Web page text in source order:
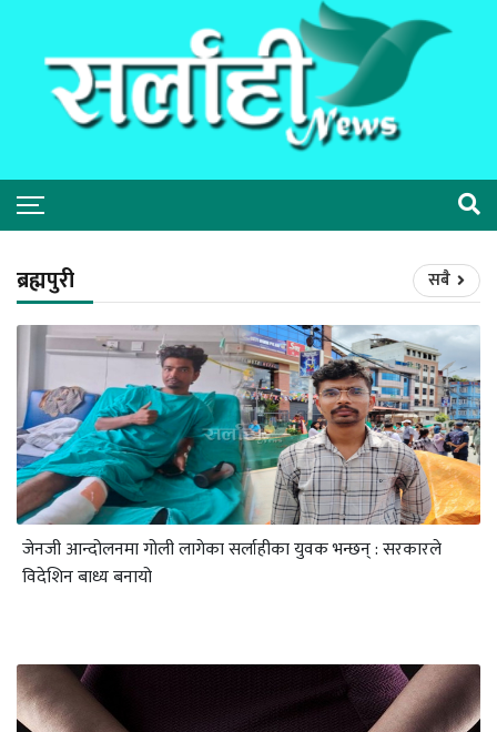
ब्रह्मपुरी सबै
जेनजी आन्दोलनमा गोली लागेका सर्लाहीका युवक भन्छन् : सरकारले
विदेशिन बाध्य बनायो